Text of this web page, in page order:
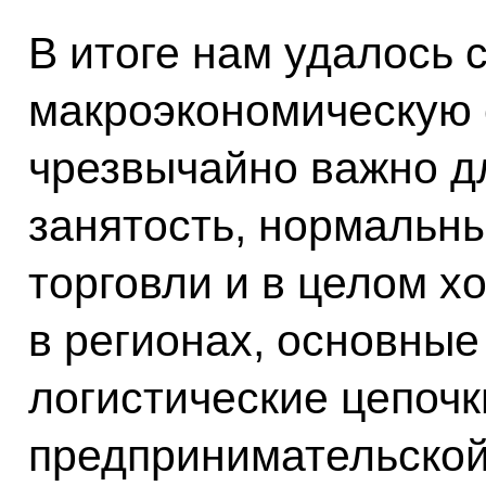
В итоге нам удалось
макроэкономическую
чрезвычайно важно
занятость,
торговли и в целом
в регионах,
логистические